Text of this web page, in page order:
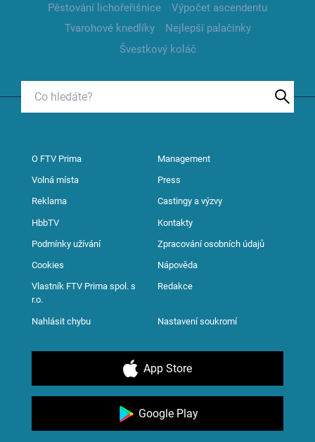
Pěstování lichořeřišnice
Výpočet ascendentu
Tvarohové knedlíky
Nejlepší palačinky
Švestkový koláč
O FTV Prima Management
Volná místa Press
Reklama Castingy a výzvy
HbbTV Kontakty
Podmínky užívání Zpracování osobních údajů
Cookies Nápověda
Vlastník FTV Prima spol. s
r.o.
Redakce
Nahlásit chybu Nastavení soukromí
App Store
Google Play